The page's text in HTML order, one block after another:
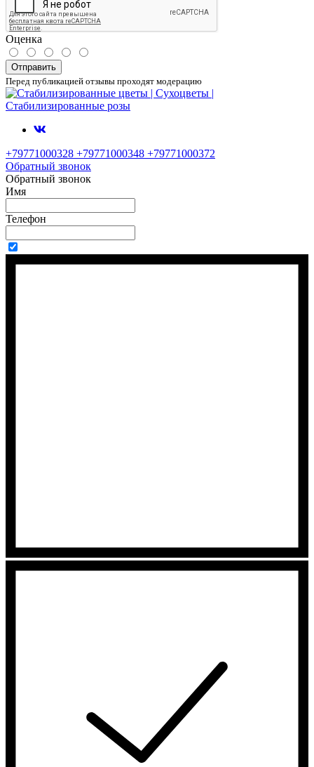
Оценка
Отправить
Перед публикацией отзывы проходят модерацию
+79771000328 +79771000348 +79771000372
Обратный звонок
Обратный звонок
Имя
Телефон